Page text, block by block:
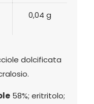
0,04 g
dolcificata
58%; eritritolo;